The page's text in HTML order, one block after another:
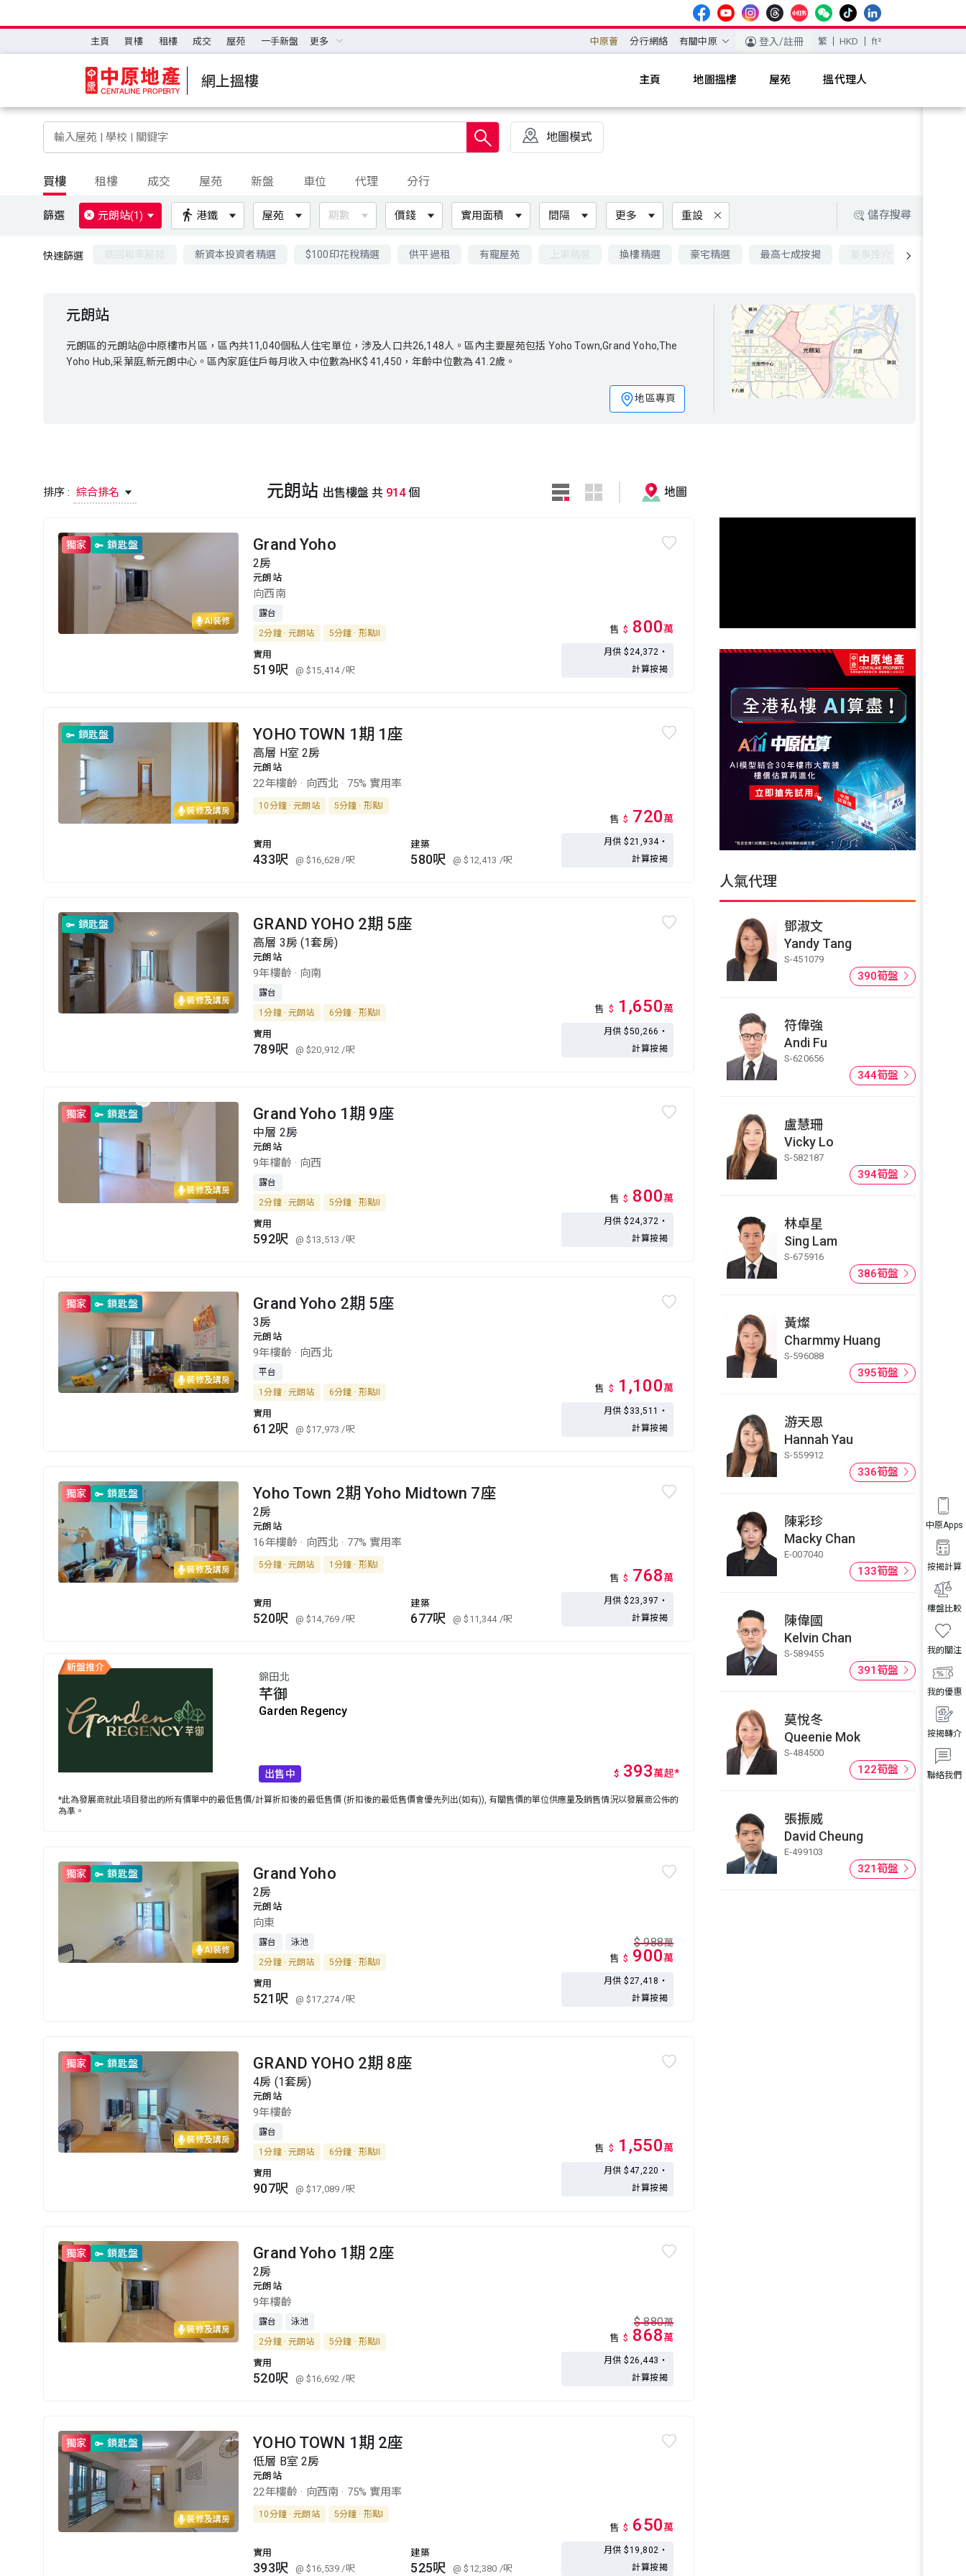
主頁 買樓 租樓 成交 屋苑 一手新盤 更多 中原薈 分行網絡 有關中原 登入/註冊 繁 HKD ft²
網上搵樓 主頁 地圖搵樓 屋苑 搵代理人
聯絡我們
按揭轉介
我的優惠
我的關注
樓盤比較
按揭計算
中原Apps
地圖模式
買樓 租樓 成交 屋苑 新盤 車位 代理 分行
篩選 元朗站(1) 港鐵 屋苑 期數 價錢 實用面積 間隔 更多 重設 儲存搜尋
快速篩選 新資本投資者精選 $100印花稅精選 供平過租 有寵屋苑 換樓精選 豪宅精選 最高七成按揭
元朗站
元朗區的元朗站@中原樓市片區，區內共11,040個私人住宅單位，涉及人口共26,148人。區內主要屋苑包括 Yoho Town,Grand Yoho,The
Yoho Hub,采葉庭,新元朗中心。區內家庭住戶每月收入中位數為HK$ 41,450，年齡中位數為 41.2歲。
元朗區的元朗站@中原樓市片區，區內共11,040個私人住宅單位，涉及人口共26,148人。區內主要屋苑包括 Yoho Town,Grand Yoho,The
Yoho Hub,采葉庭,新元朗中心。區內家庭住戶每月收入中位數為HK$ 41,450，年齡中位數為 41.2歲。
地區專頁
排序 : 綜合排名 元朗站 出售樓盤 共 914個 地圖
AI裝修
獨家 鎖匙盤 Grand Yoho
2房
元朗站
向西南
露台
2分鐘 · 元朗站 5分鐘 · 形點II
實用
519呎 @ $15,414 /呎
售 $ 800萬
月供 $24,372・
計算按揭
裝修及講房
鎖匙盤 YOHO TOWN 1期 1座
高層 H室 2房
元朗站
22年樓齡 · 向西北 · 75% 實用率
10分鐘 · 元朗站 5分鐘 · 形點I
實用
433呎 @ $16,628 /呎
建築
580呎 @ $12,413 /呎
售 $ 720萬
月供 $21,934・
計算按揭
裝修及講房
鎖匙盤 GRAND YOHO 2期 5座
高層 3房 (1套房)
元朗站
9年樓齡 · 向南
露台
1分鐘 · 元朗站 6分鐘 · 形點II
實用
789呎 @ $20,912 /呎
售 $ 1,650萬
月供 $50,266・
計算按揭
裝修及講房
獨家 鎖匙盤 Grand Yoho 1期 9座
中層 2房
元朗站
9年樓齡 · 向西
露台
2分鐘 · 元朗站 5分鐘 · 形點II
實用
592呎 @ $13,513 /呎
售 $ 800萬
月供 $24,372・
計算按揭
裝修及講房
獨家 鎖匙盤 Grand Yoho 2期 5座
3房
元朗站
9年樓齡 · 向西北
平台
1分鐘 · 元朗站 6分鐘 · 形點II
實用
612呎 @ $17,973 /呎
售 $ 1,100萬
月供 $33,511・
計算按揭
裝修及講房
獨家 鎖匙盤 Yoho Town 2期 Yoho Midtown 7座
2房
元朗站
16年樓齡 · 向西北 · 77% 實用率
5分鐘 · 元朗站 1分鐘 · 形點I
實用
520呎 @ $14,769 /呎
建築
677呎 @ $11,344 /呎
售 $ 768萬
月供 $23,397・
計算按揭
錦田北
芊御
Garden Regency
出售中 $ 393萬起*
*此為發展商就此項目發出的所有價單中的最低售價/計算折扣後的最低售價 (折扣後的最低售價會優先列出(如有)), 有關售價的單位供應量及銷售情況以發展商公佈的
為準。
AI裝修
獨家 鎖匙盤 Grand Yoho
2房
元朗站
向東
露台 泳池
2分鐘 · 元朗站 5分鐘 · 形點II
實用
521呎 @ $17,274 /呎
$ 988萬
售 $ 900萬
月供 $27,418・
計算按揭
裝修及講房
獨家 鎖匙盤 GRAND YOHO 2期 8座
4房 (1套房)
元朗站
9年樓齡
露台
1分鐘 · 元朗站 6分鐘 · 形點II
實用
907呎 @ $17,089 /呎
售 $ 1,550萬
月供 $47,220・
計算按揭
裝修及講房
獨家 鎖匙盤 Grand Yoho 1期 2座
2房
元朗站
9年樓齡
露台 泳池
2分鐘 · 元朗站 5分鐘 · 形點II
實用
520呎 @ $16,692 /呎
$ 880萬
售 $ 868萬
月供 $26,443・
計算按揭
裝修及講房
獨家 鎖匙盤 YOHO TOWN 1期 2座
低層 B室 2房
元朗站
22年樓齡 · 向西南 · 75% 實用率
10分鐘 · 元朗站 5分鐘 · 形點I
實用
393呎 @ $16,539 /呎
建築
525呎 @ $12,380 /呎
售 $ 650萬
月供 $19,802・
計算按揭
人氣代理
鄧淑文
Yandy Tang
S-451079
390筍盤
符偉強
Andi Fu
S-620656
344筍盤
盧慧珊
Vicky Lo
S-582187
394筍盤
林卓星
Sing Lam
S-675916
386筍盤
黃燦
Charmmy Huang
S-596088
395筍盤
游天恩
Hannah Yau
S-559912
336筍盤
陳彩珍
Macky Chan
E-007040
133筍盤
陳偉國
Kelvin Chan
S-589455
391筍盤
莫悅冬
Queenie Mok
S-484500
122筍盤
張振威
David Cheung
E-499103
321筍盤